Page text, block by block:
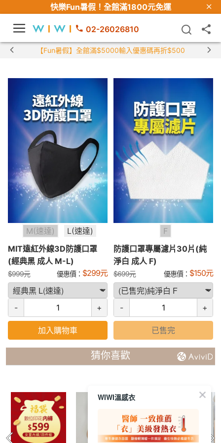
快樂Fun暑假！ 全館滿1800元免運
02-26026810
【Fun暑假】全館滿$5000輸入優惠碼再折$500
M(速達)
L(速達)
MIT遠紅外線3D防護口罩
(經典黑 成人 M-L)
$999元 優惠價： $299元
- +
加入購物車
F
防護口罩專屬濾片30片(純
淨白 成人 F)
$699元 優惠價： $150元
- +
已售完
猜你喜歡
WIWI溫感衣